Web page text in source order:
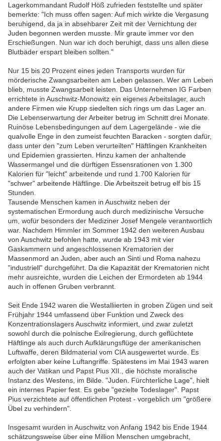
Lagerkommandant Rudolf Höß zufrieden feststellte und später
bemerkte: "Ich muss offen sagen: Auf mich wirkte die Vergasung
beruhigend, da ja in absehbarer Zeit mit der Vernichtung der
Juden begonnen werden musste. Mir graute immer vor den
Erschießungen. Nun war ich doch beruhigt, dass uns allen diese
Blutbäder erspart bleiben sollten."
Nur 15 bis 20 Prozent eines jeden Transports wurden für
mörderische Zwangsarbeiten am Leben gelassen. Wer am Leben
blieb, musste Zwangsarbeit leisten. Das Unternehmen IG Farben
errichtete in Auschwitz-Monowitz ein eigenes Arbeitslager, auch
andere Firmen wie Krupp siedelten sich rings um das Lager an.
Die Lebenserwartung der Arbeiter betrug im Schnitt drei Monate.
Ruinöse Lebensbedingungen auf dem Lagergelände - wie die
qualvolle Enge in den zumeist feuchten Baracken - sorgten dafür,
dass unter den "zum Leben verurteilten" Häftlingen Krankheiten
und Epidemien grassierten. Hinzu kamen der anhaltende
Wassermangel und die dürftigen Essensrationen von 1.300
Kalorien für "leicht" arbeitende und rund 1.700 Kalorien für
"schwer" arbeitende Häftlinge. Die Arbeitszeit betrug elf bis 15
Stunden.
Tausende Menschen kamen in Auschwitz neben der
systematischen Ermordung auch durch medizinische Versuche
um, wofür besonders der Mediziner Josef Mengele verantwortlich
war. Nachdem Himmler im Sommer 1942 den weiteren Ausbau
von Auschwitz befohlen hatte, wurde ab 1943 mit vier
Gaskammern und angeschlossenen Krematorien der
Massenmord an Juden, aber auch an Sinti und Roma nahezu
"industriell" durchgeführt. Da die Kapazität der Krematorien nicht
mehr ausreichte, wurden die Leichen der Ermordeten ab 1944
auch in offenen Gruben verbrannt.
Seit Ende 1942 waren die Westalliierten in groben Zügen und seit
Frühjahr 1944 umfassend über Funktion und Zweck des
Konzentrationslagers Auschwitz informiert, und zwar zuletzt
sowohl durch die polnische Exilregierung, durch geflüchtete
Häftlinge als auch durch Aufklärungsflüge der amerikanischen
Luftwaffe, deren Bildmaterial vom CIA ausgewertet wurde. Es
erfolgten aber keine Luftangriffe. Spätestens im Mai 1943 waren
auch der Vatikan und Papst Pius XII., die höchste moralische
Instanz des Westens, im Bilde. "Juden. Fürchterliche Lage", hielt
ein internes Papier fest. Es gebe "gezielte Todeslager". Papst
Pius verzichtete auf öffentlichen Protest - vorgeblich um "größere
Übel zu verhindern".
Insgesamt wurden in Auschwitz von Anfang 1942 bis Ende 1944
schätzungsweise über eine Million Menschen umgebracht,